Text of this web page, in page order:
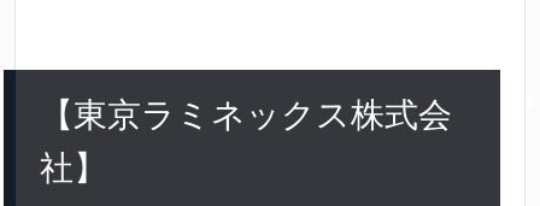
【東京ラミネックス株式会
社】